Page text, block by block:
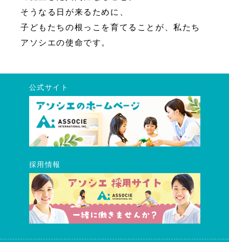
そうなる日が来るために、
子どもたちの根っこを育てることが、私たち
アソシエの使命です。
公式サイト
採用情報